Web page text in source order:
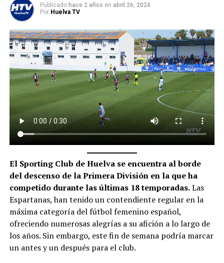
Publicado hace 2 años en abril 26, 2024
Por Huelva TV
El Sporting Club de Huelva se encuentra al borde
del descenso de la Primera División en la que ha
competido durante las últimas 18 temporadas.Las
Espartanas, han tenido un contendiente regular en la
máxima categoría del fútbol femenino español,
ofreciendo numerosas alegrías a su afición a lo largo de
los años. Sin embargo, este fin de semana podría marcar
un antes y un después para el club.